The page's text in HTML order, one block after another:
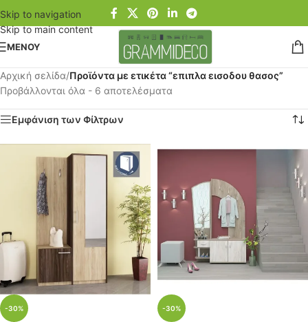
Skip to navigation
Skip to main content
ΜΕΝΟΥ
Αρχική σελίδα/Προϊόντα με ετικέτα “επιπλα εισοδου θασος”
Προβάλλονται όλα - 6 αποτελέσματα
Εμφάνιση των Φίλτρων
-30% -30%